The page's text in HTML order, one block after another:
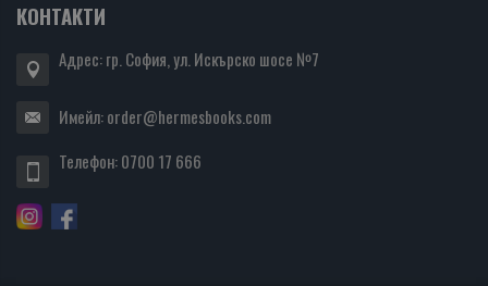
КОНТАКТИ
Адрес: гр. София, ул. Искърско шосе №7
Имейл:order@hermesbooks.com
Телефон:0700 17 666